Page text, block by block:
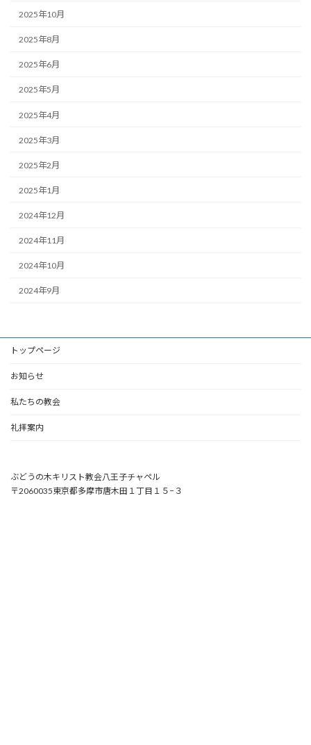
2025年10月
2025年8月
2025年6月
2025年5月
2025年4月
2025年3月
2025年2月
2025年1月
2024年12月
2024年11月
2024年10月
2024年9月
トップページ
お知らせ
私たちの教会
礼拝案内
ぶどうの木キリスト教会八王子チャペル
〒2060035東京都多摩市唐木田１丁目１５−３